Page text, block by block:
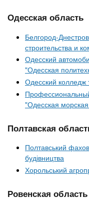
Одесская область
Белгород-
строительства и
Одесский
"Одесская
Одесский колледж
"Одесская
Полтавская
Полтавський
будівництва
Хорольський
Ровенская область